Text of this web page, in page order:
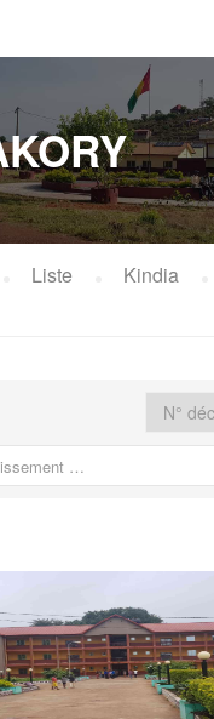
Liste Kindia